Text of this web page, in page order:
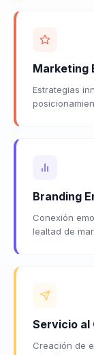
Marketing
Estrategias
Branding
Conexión
lealtad de
Servicio al
Creación de